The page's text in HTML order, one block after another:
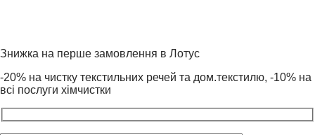
Знижка на перше замовлення в Лотус
-20% на чистку текстильних речей та дом.текстилю, -10% на
всі послуги хімчистки